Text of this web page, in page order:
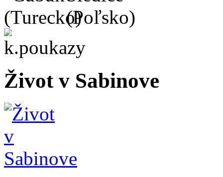
Život v Sabinove